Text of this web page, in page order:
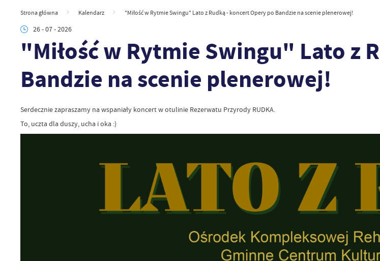
Strona główna Kalendarz "Miłość w Rytmie Swingu" Lato z Rudką - koncert Opery po Bandzie na scenie plenerowej!
26 - 07 - 2026
"Miłość w Rytmie Swingu" Lato z
Bandzie na scenie plenerowej!
Serdecznie zapraszamy na wspaniały koncert w otulinie Rezerwatu Przyrody RUDKA.
To, uczta dla duszy, ucha i oka :)